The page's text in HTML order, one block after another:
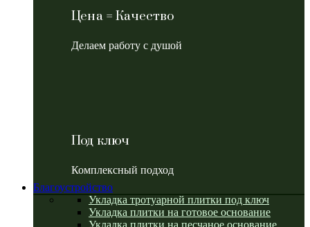
Цена = Качество
Делаем работу с душой
Под ключ
Комплексный подход
Благоустройство
Укладка тротуарной плитки под ключ
Укладка плитки на готовое основание
Укладка плитки на песчаное основание